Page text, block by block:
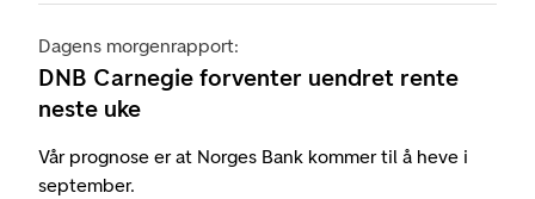
Dagens morgenrapport:
DNB Carnegie forventer uendret rente
neste uke
Vår prognose er at Norges Bank kommer til å heve i
september.